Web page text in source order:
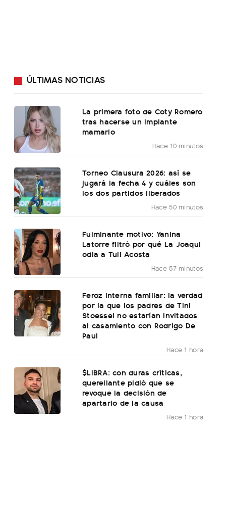
ÚLTIMAS NOTICIAS
La primera foto de Coty Romero
tras hacerse un implante
mamario
Hace 10 minutos
Torneo Clausura 2026: así se
jugará la fecha 4 y cuáles son
los dos partidos liberados
Hace 50 minutos
Fulminante motivo: Yanina
Latorre filtró por qué La Joaqui
odia a Tuli Acosta
Hace 57 minutos
Feroz interna familiar: la verdad
por la que los padres de Tini
Stoessel no estarían invitados
al casamiento con Rodrigo De
Paul
Hace 1 hora
$LIBRA: con duras críticas,
querellante pidió que se
revoque la decisión de
apartarlo de la causa
Hace 1 hora